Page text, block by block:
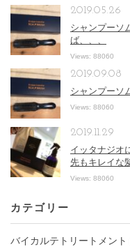
シャンプーソ
ば、、、
2019.05.26
Views: 88060
シャンプーソ
2019.09.08
Views: 88060
イッタナジオ
先もキレイな
2019.11.29
Views: 88060
カテゴリー
バイカルテトリートメント